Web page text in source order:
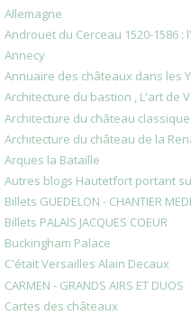
Allemagne
Androuet du Cerceau 1520-1586
Annecy
Annuaire des châteaux dans les
Architecture du bastion , L'art de
Architecture du château classique
Architecture du château de la
Arques la Bataille
Autres blogs Hautetfort portant
Billets GUEDELON - CHANTIER
Billets PALAIS JACQUES COEUR
Buckingham Palace
C'était Versailles Alain Decaux
CARMEN - GRANDS AIRS ET DUOS
Cartes des châteaux